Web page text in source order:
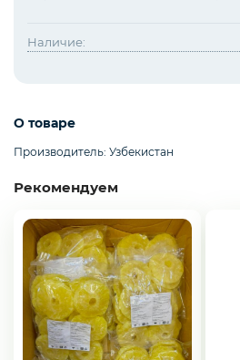
Рыба, Морепродукты
Сыры
Наличие:
О товаре
Производитель: Узбекистан
Рекомендуем